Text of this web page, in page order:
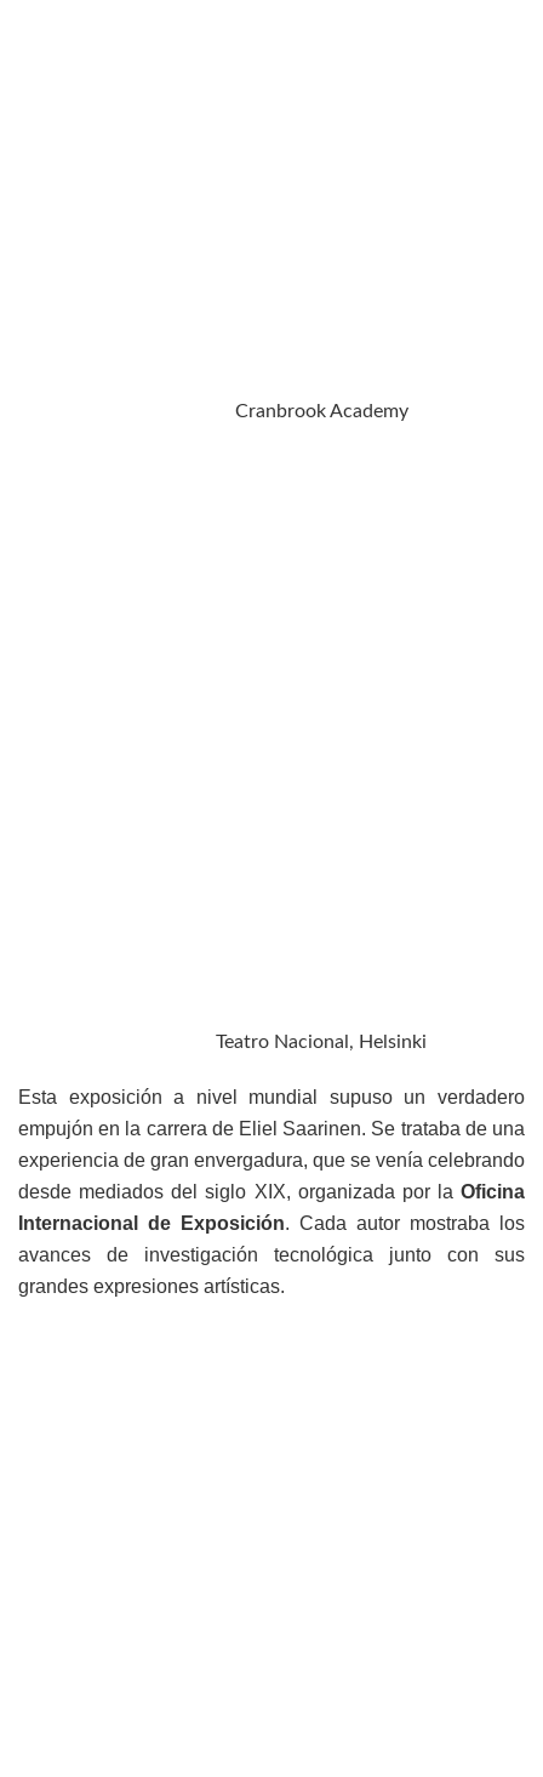
Cranbrook Academy
Teatro Nacional, Helsinki
Esta exposición a nivel mundial supuso un verdadero
empujón en la carrera de Eliel Saarinen. Se trataba de una
experiencia de gran envergadura, que se venía celebrando
desde mediados del siglo XIX, organizada por la Oficina
Internacional de Exposición. Cada autor mostraba los
avances de investigación tecnológica junto con sus
grandes expresiones artísticas.